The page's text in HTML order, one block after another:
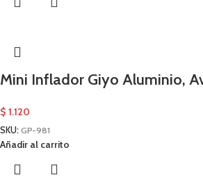
Mini Inflador Giyo Aluminio,
$ 1.120
SKU: GP-981
Añadir al carrito